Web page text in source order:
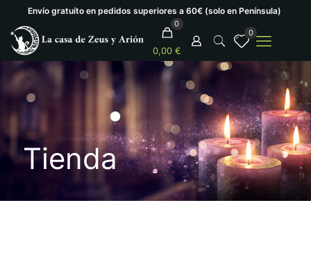
Envío gratuíto en pedidos superiores a 60€ (solo en Península)
0
0,00 €
0
Tienda